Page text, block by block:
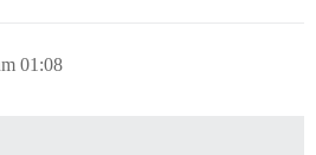
01:08